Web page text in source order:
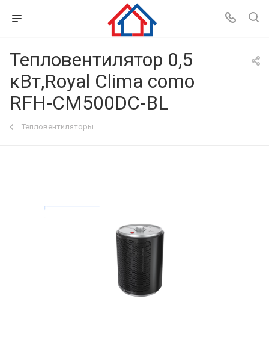
Тепловентилятор 0,5
кВт,Royal Clima como
RFH-CM500DC-BL
Тепловентиляторы